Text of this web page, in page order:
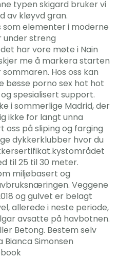
typen skigard bruker vi
av kløyvd gran.
elementer i moderne
under streng
har vore møte i Nain
me å markera starten
Hos oss kan
bøsse porno sex hot hot
spesialisert support.
i sommerlige Madrid, der
ikke for langt unna
oss på sliping og farging
dykkerklubber hvor du
til 25 til 30 meter.
miljøbasert og
Veggene
og gulvet er belagt
allerede i neste periode,
avsatte på havbotnen.
Betong. Bestem selv
Simonsen